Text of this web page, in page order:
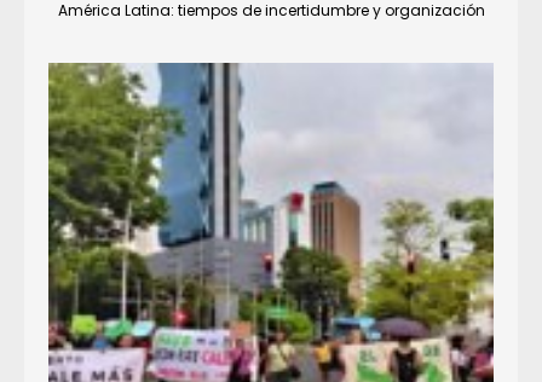
América Latina: tiempos de incertidumbre y organización